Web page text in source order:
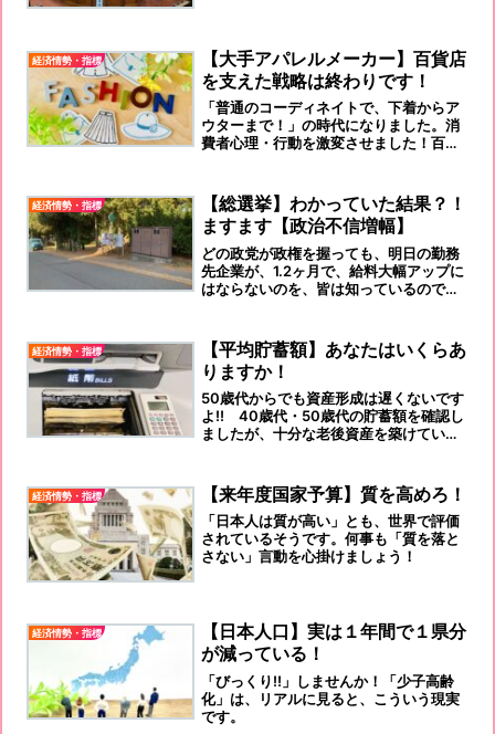
経済情勢・指標
【大手アパレルメーカー】百貨店
を支えた戦略は終わりです！
「普通のコーディネイトで、下着からア
ウターまで！」の時代になりました。消
費者心理・行動を激変させました！百貨
経済情勢・指標
【総選挙】わかっていた結果？！
ますます【政治不信増幅】
どの政党が政権を握っても、明日の勤務
先企業が、1.2ヶ月で、給料大幅アップに
はならないのを、皆は知っているのです
経済情勢・指標
【平均貯蓄額】あなたはいくらあ
りますか！
50歳代からでも資産形成は遅くないです
よ‼️ 40歳代・50歳代の貯蓄額を確認し
ましたが、十分な老後資産を築けている
経済情勢・指標 【来年度国家予算】質を高めろ！
「日本人は質が高い」とも、世界で評価
されているそうです。何事も「質を落と
さない」言動を心掛けましょう！
経済情勢・指標
【日本人口】実は１年間で１県分
が減っている！
「びっくり‼️」しませんか！「少子高齢
化」は、リアルに見ると、こういう現実
です。